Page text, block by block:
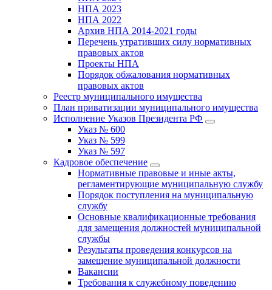
НПА 2023
НПА 2022
Архив НПА 2014-2021 годы
Перечень утративших силу нормативных
правовых актов
Проекты НПА
Порядок обжалования нормативных
правовых актов
Реестр муниципального имущества
План приватизации муниципального имущества
Исполнение Указов Президента РФ
Указ № 600
Указ № 599
Указ № 597
Кадровое обеспечение
Нормативные правовые и иные акты,
регламентирующие муниципальную службу
Порядок поступления на муниципальную
службу
Основные квалификационные требования
для замещения должностей муниципальной
службы
Результаты проведения конкурсов на
замещение муниципальной должности
Вакансии
Требования к служебному поведению